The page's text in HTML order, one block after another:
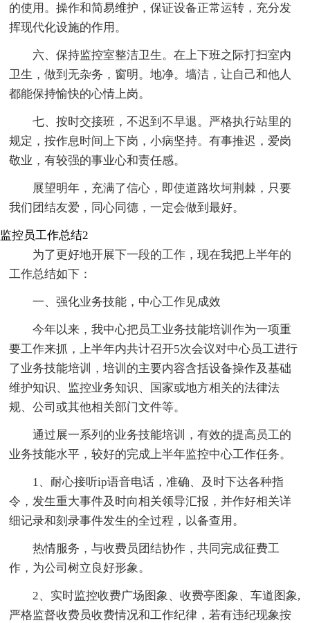
的使用。操作和简易维护，保证设备正常运转，充分发
挥现代化设施的作用。
六、保持监控室整洁卫生。在上下班之际打扫室内
卫生，做到无杂务，窗明。地净。墙洁，让自己和他人
都能保持愉快的心情上岗。
七、按时交接班，不迟到不早退。严格执行站里的
规定，按作息时间上下岗，小病坚持。有事推迟，爱岗
敬业，有较强的事业心和责任感。
展望明年，充满了信心，即使道路坎坷荆棘，只要
我们团结友爱，同心同德，一定会做到最好。
监控员工作总结2
为了更好地开展下一段的工作，现在我把上半年的
工作总结如下：
一、强化业务技能，中心工作见成效
今年以来，我中心把员工业务技能培训作为一项重
要工作来抓，上半年内共计召开5次会议对中心员工进行
了业务技能培训，培训的主要内容含括设备操作及基础
维护知识、监控业务知识、国家或地方相关的法律法
规、公司或其他相关部门文件等。
通过展一系列的业务技能培训，有效的提高员工的
业务技能水平，较好的完成上半年监控中心工作任务。
1、耐心接听ip语音电话，准确、及时下达各种指
令，发生重大事件及时向相关领导汇报，并作好相关详
细记录和刻录事件发生的全过程，以备查用。
热情服务，与收费员团结协作，共同完成征费工
作，为公司树立良好形象。
2、实时监控收费广场图象、收费亭图象、车道图象,
严格监督收费员收费情况和工作纪律，若有违纪现象按